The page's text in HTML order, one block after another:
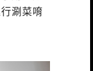
涮菜唷